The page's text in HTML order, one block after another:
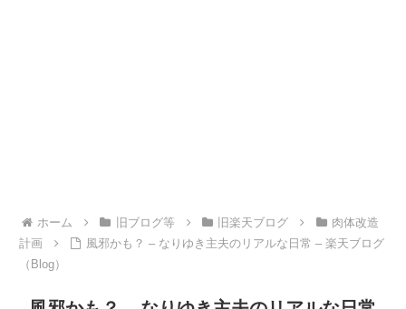
ホーム 旧ブログ等 旧楽天ブログ
肉体改造
計画
風邪かも？ – なりゆき主夫のリアルな日常 – 楽天ブログ
（Blog）